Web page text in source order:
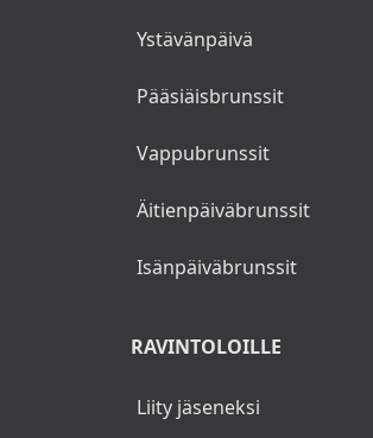
Ystävänpäivä
Pääsiäisbrunssit
Vappubrunssit
Äitienpäiväbrunssit
Isänpäiväbrunssit
RAVINTOLOILLE
Liity jäseneksi